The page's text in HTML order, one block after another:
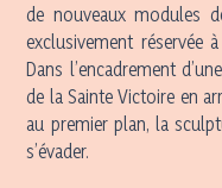
de nouveaux modules
exclusivement réservée
Dans l’encadrement
de la Sainte Victoire en
au premier plan, la
s’évader.